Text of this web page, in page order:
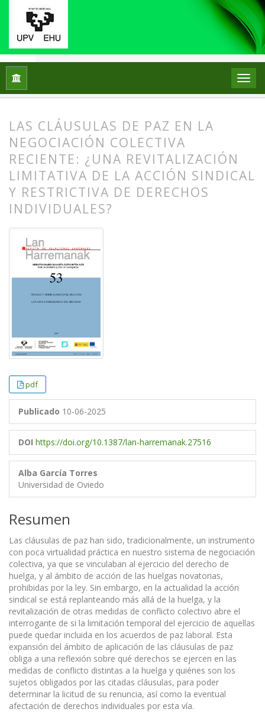
Inicio Núm. 53 (2025): Trabajo y sindicalismo en
LAS CLÁUSULAS DE PAZ EN LA
NEGOCIACIÓN COLECTIVA
RECIENTE: ¿UNA REVITALIZACIÓN
LIMITATIVA DE LA ACCIÓN SINDICAL
Y RESTRICTIVA DE DERECHOS
INDIVIDUALES?
pdf
Publicado 10-06-2025
DOI https://doi.org/10.1387/lan-harremanak.27516
Alba García Torres
Universidad de Oviedo
Resumen
Las cláusulas de paz han sido, tradicionalmente, un instrumento
con poca virtualidad práctica en nuestro sistema de negociación
colectiva, ya que se vinculaban al ejercicio del derecho de
huelga, y al ámbito de acción de las huelgas novatorias,
prohibidas por la ley. Sin embargo, en la actualidad la acción
sindical se está replanteando más allá de la huelga, y la
revitalización de otras medidas de conflicto colectivo abre el
interrogante de si la limitación temporal del ejercicio de aquellas
puede quedar incluida en los acuerdos de paz laboral. Esta
expansión del ámbito de aplicación de las cláusulas de paz
obliga a una reflexión sobre qué derechos se ejercen en las
medidas de conflicto distintas a la huelga y quiénes son los
sujetos obligados por las citadas cláusulas, para poder
determinar la licitud de su renuncia, así como la eventual
afectación de derechos individuales por esta vía.